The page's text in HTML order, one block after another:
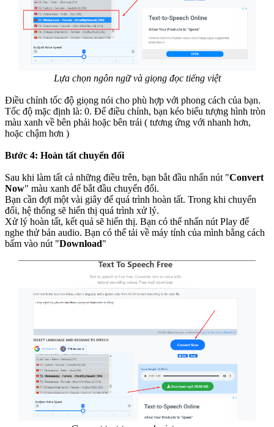
Lựa chọn ngôn ngữ và giọng đọc tiếng việt
Điều chỉnh tốc độ giọng nói cho phù hợp với phong cách của bạn.
Tốc độ mặc định là: 0. Để điều chỉnh, bạn kéo biểu tượng hình tròn
màu xanh về bên phải hoặc bên trái ( tương ứng với nhanh hơn,
hoặc chậm hơn )
Bước 4: Hoàn tất chuyển đổi
Sau khi làm tất cả những điều trên, bạn bắt đầu nhấn nút "Convert
Now" màu xanh để bắt đầu chuyển đổi.
Bạn cần đợi một vài giây để quá trình hoàn tất. Trong khi chuyển
đổi, hệ thống sẽ hiển thị quá trình xử lý.
Xử lý hoàn tất, kết quả sẽ hiển thị. Bạn có thể nhấn nút Play để
nghe thử bản audio. Bạn có thể tải về máy tính của mình bằng cách
bấm vào nút "Download"